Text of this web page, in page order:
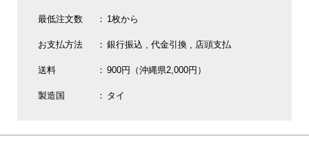
最低注文数 1枚から
お支払方法 銀行振込 代金引換 店頭支払
送料 900円（沖縄県2,000円）
製造国 タイ